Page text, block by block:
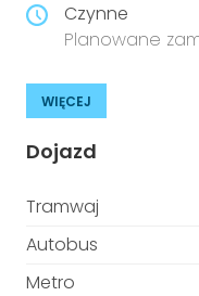
Czynne
Planowane
WIĘCEJ
Dojazd
Tramwaj
Autobus
Metro